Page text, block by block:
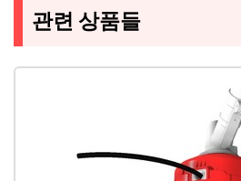
관련 상품들